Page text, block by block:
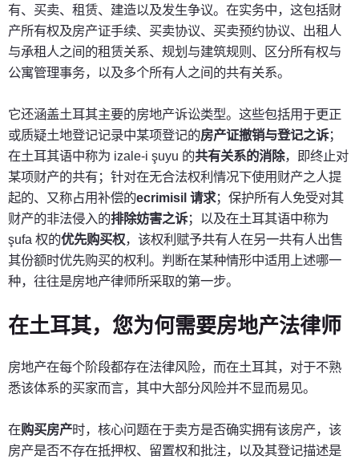
有、买卖、租赁、建造以及发生争议。在实务中，这包括财
产所有权及房产证手续、买卖协议、买卖预约协议、出租人
与承租人之间的租赁关系、规划与建筑规则、区分所有权与
公寓管理事务，以及多个所有人之间的共有关系。
它还涵盖土耳其主要的房地产诉讼类型。这些包括用于更正
或质疑土地登记记录中某项登记的房产证撤销与登记之诉；
在土耳其语中称为 izale-i şuyu 的共有关系的消除，即终止对
某项财产的共有；针对在无合法权利情况下使用财产之人提
起的、又称占用补偿的ecrimisil 请求；保护所有人免受对其
财产的非法侵入的排除妨害之诉；以及在土耳其语中称为
şufa 权的优先购买权，该权利赋予共有人在另一共有人出售
其份额时优先购买的权利。判断在某种情形中适用上述哪一
种，往往是房地产律师所采取的第一步。
在土耳其，您为何需要房地产法律师
房地产在每个阶段都存在法律风险，而在土耳其，对于不熟
悉该体系的买家而言，其中大部分风险并不显而易见。
在购买房产时，核心问题在于卖方是否确实拥有该房产，该
房产是否不存在抵押权、留置权和批注，以及其登记描述是